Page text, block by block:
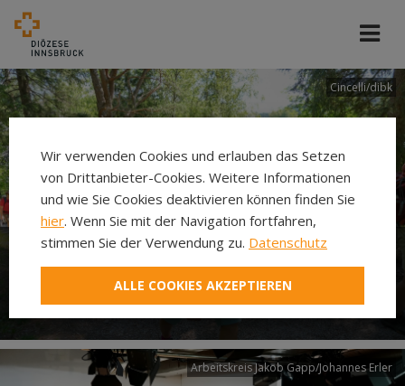
Cincelli/dibk
Neuer Pilgerweg Via
Laudato si’
Arbeitskreis Jakob Gapp/Johannes Erler
Wir verwenden Cookies und erlauben das Setzen
von Drittanbieter-Cookies. Weitere Informationen
und wie Sie Cookies deaktivieren können finden Sie
hier. Wenn Sie mit der Navigation fortfahren,
stimmen Sie der Verwendung zu. Datenschutz
ALLE COOKIES AKZEPTIEREN